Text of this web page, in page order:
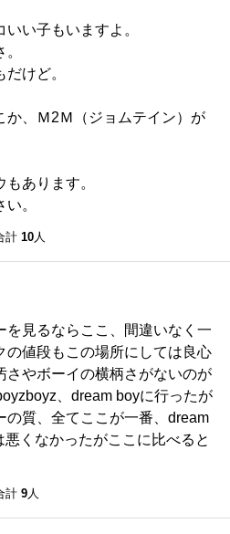
い子もいますよ。
けど。
か、Ｍ2Ｍ（ジョムテイン）が
あります。
。
計 10人
を見るならここ、間違いなく一
の値段もこの場所にしては良心
さやボーイの横柄さがないのが
、dream boyに行ったが
の質、全てここが一番、dream
くなかったがここに比べると
計 9人